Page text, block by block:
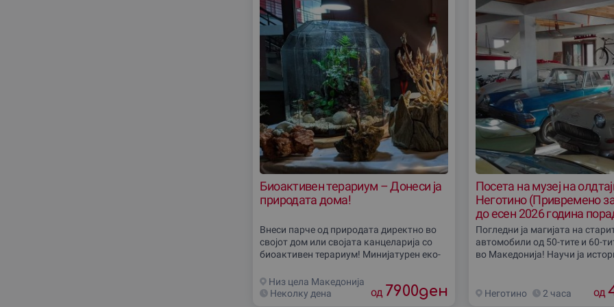
Биоактивен терариум – Донеси ја
природата дома!
Внеси парче од природата директно во
својот дом или своjата канцелариjа со
биоактивен терариум! Минијатурен еко-
растенија и уникатен
Низ цела Македониjа
Неколку дена
од 7900ден
Посета на музеј на
Неготино (Привремено
до есен 2026 година
реновирање и
Погледни ја магијата на
автомобили од 50-тите и 60-
во Македонија! Научи ја
Неготино
2 часа од